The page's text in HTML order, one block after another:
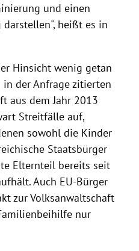
und einen
heißt es in
Hinsicht wenig getan
in der Anfrage zitierten
aus dem Jahr 2013
Streitfälle auf,
sowohl die Kinder
Staatsbürger
Elternteil bereits seit
Auch EU-Bürger
zur Volksanwaltschaft
nur